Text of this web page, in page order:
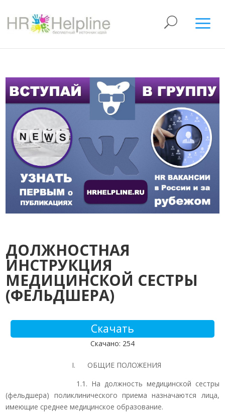
ДОЛЖНОСТНАЯ
ИНСТРУКЦИЯ
МЕДИЦИНСКОЙ СЕСТРЫ
(ФЕЛЬДШЕРА)
Скачать
Скачано: 254
I. ОБЩИЕ ПОЛОЖЕНИЯ
1.1. На должность медицинской сестры
(фельдшера) поликлинического приема назначаются лица,
имеющие среднее медицинское образование.